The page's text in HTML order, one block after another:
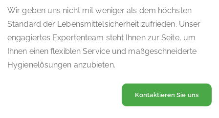
Wir geben uns nicht mit weniger als dem höchsten
Standard der Lebensmittelsicherheit zufrieden. Unser
engagiertes Expertenteam steht Ihnen zur Seite, um
Ihnen einen flexiblen Service und maßgeschneiderte
Hygienelösungen anzubieten.
Kontaktieren Sie uns